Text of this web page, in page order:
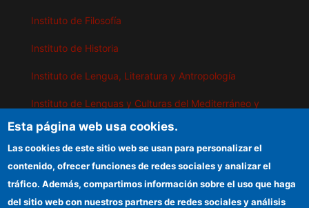
Instituto de Filosofía
Instituto de Historia
Instituto de Lengua, Literatura y Antropología
Instituto de Lenguas y Culturas del Mediterráneo y
Instituto de Políticas y Bienes Públicos
IEGD
Esta página web usa cookies.
Las cookies de este sitio web se usan para personalizar el
contenido, ofrecer funciones de redes sociales y analizar el
tráfico. Además, compartimos información sobre el uso que haga
del sitio web con nuestros partners de redes sociales y análisis